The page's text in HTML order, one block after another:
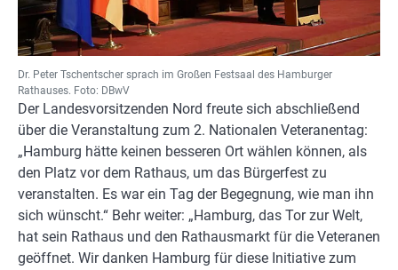
Dr. Peter Tschentscher sprach im Großen Festsaal des Hamburger
Rathauses. Foto: DBwV
Der Landesvorsitzenden Nord freute sich abschließend
über die Veranstaltung zum 2. Nationalen Veteranentag:
„Hamburg hätte keinen besseren Ort wählen können, als
den Platz vor dem Rathaus, um das Bürgerfest zu
veranstalten. Es war ein Tag der Begegnung, wie man ihn
sich wünscht.“ Behr weiter: „Hamburg, das Tor zur Welt,
hat sein Rathaus und den Rathausmarkt für die Veteranen
geöffnet. Wir danken Hamburg für diese Initiative zum